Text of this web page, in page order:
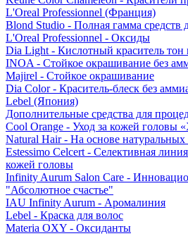
L'Oreal Professionnel (Франция)
Blond Studio - Полная гамма средств
L'Oreal Professionnel - Оксиды
Dia Light - Кислотный краситель тон
INOA - Стойкое окрашивание без
Majirel - Стойкое окрашивание
Dia Color - Краситель-блеск без
Lebel (Япония)
Дополнительные средства для
Cool Orange - Уход за кожей головы
Natural Hair - На основе натуральных
Estessimo Celcert - Селективная
кожей головы
Infinity Aurum Salon Care -
"Абсолютное счастье"
IAU Infinity Aurum - Аромалиния
Lebel - Краска для волос
Materia OXY - Оксиданты